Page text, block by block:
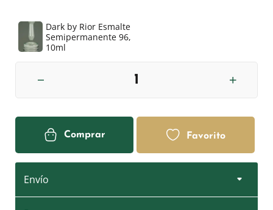
Dark by Rior Esmalte
Semipermanente 96,
10ml
Comprar Favorito
Envío